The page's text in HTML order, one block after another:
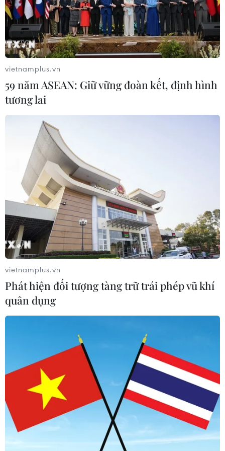
Từ ngày 9/8, cảnh báo nắng nóng
diện rộng ở khu vực Bắc Bộ và Trung
Bộ
07/08/2026 08:58
Từ Quảng Ninh đến Quảng Trị chủ
động ứng phó với áp thấp nhiệt đới
07/08/2026 08:21
Hạn hán nghiêm trọng đe dọa "huyết
mạch" kinh tế châu Âu
07/08/2026 07:58
17 giờ ngày 7/8, mở cửa tràn xả mặt
điều tiết hồ chứa thủy điện Lai Châu
Di dời hộ dân bị ảnh hưởng bụi, mùi
Hà Nội quyết liệt xử lý các "điểm
nghẽn" úng ngập, môi trường đô thị
07/08/2026 06:51
vietnamplus.vn
59 năm ASEAN: Giữ vững đoàn kết, định hình
tương lai
vietnamplus.vn
Phát hiện đối tượng tàng trữ trái phép vũ khí
quân dụng